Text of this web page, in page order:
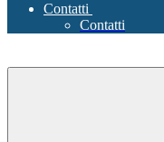
Contatti
Contatti